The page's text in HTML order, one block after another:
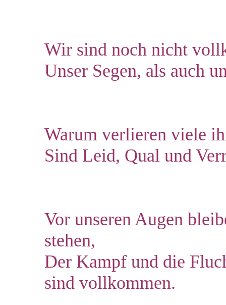
Wir sind noch nicht
Unser Segen, als auch
Warum verlieren viele
Sind Leid, Qual und
Vor unseren Augen
stehen,
Der Kampf und die
sind vollkommen.